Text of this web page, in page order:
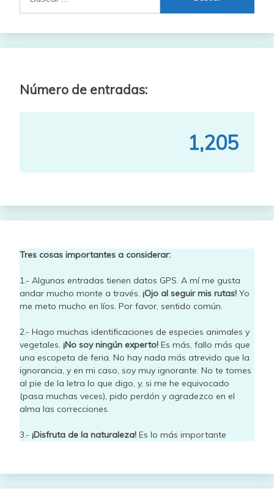
Número de entradas:
1,205
Tres cosas importantes a considerar:
1.- Algunas entradas tienen datos GPS. A mí me gusta
andar mucho monte a través. ¡Ojo al seguir mis rutas! Yo
me meto mucho en líos. Por favor, sentido común.
2.- Hago muchas identificaciones de especies animales y
vegetales. ¡No soy ningún experto! Es más, fallo más que
una escopeta de feria. No hay nada más atrevido que la
ignorancia, y en mi caso, soy muy ignorante. No te tomes
al pie de la letra lo que digo, y, si me he equivocado
(pasa muchas veces), pido perdón y agradezco en el
alma las correcciones.
3.- ¡Disfruta de la naturaleza! Es lo más importante